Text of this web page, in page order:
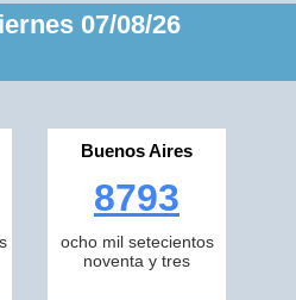
07/08/26
Buenos Aires
8793
ocho mil setecientos
noventa y tres